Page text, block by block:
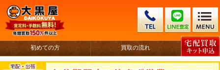
初めての方 買取の流れ